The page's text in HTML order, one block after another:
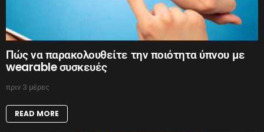
Πώς να παρακολουθείτε την ποιότητα ύπνου με
wearable συσκευές
πριν 3 μέρες
READ MORE